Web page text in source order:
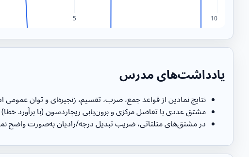
یادداشت‌های مدرس
نتایج نمادین از قواعد جمع، ضرب، تقسیم، زنجیره‌ای و توان عمومی
مشتق عددی با تفاضل مرکزی و برون‌یابی ریچاردسون (با برآورد
در مشتق‌های مثلثاتی، ضریب تبدیل درجه/رادیان به‌صورت واضح